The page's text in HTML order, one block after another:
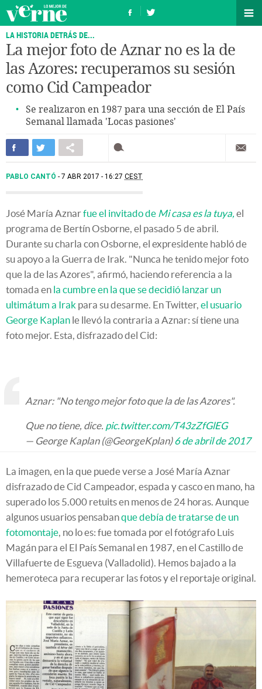
LA HISTORIA DETRÁS DE...
La mejor foto de Aznar no es la de
las Azores: recuperamos su sesión
como Cid Campeador
Se realizaron en 1987 para una sección de El País
Semanal llamada 'Locas pasiones'
PABLO CANTÓ 7 ABR 2017 - 16:27 CEST
José María Aznarfue el invitado de Mi casa es la tuya, el
programa de Bertín Osborne, el pasado 5 de abril.
Durante su charla con Osborne, el expresidente habló de
su apoyo a la Guerra de Irak. "Nunca he tenido mejor foto
que la de las Azores", afirmó, haciendo referencia a la
tomada en la cumbre en la que se decidió lanzar un
ultimátum a Irak para su desarme. En Twitter, el usuario
George Kaplan le llevó la contraria a Aznar: sí tiene una
foto mejor. Esta, disfrazado del Cid:
Aznar: "No tengo mejor foto que la de las Azores".
Que no tiene, dice. pic.twitter.com/T43zZfGlEG
— George Kaplan (@GeorgeKplan)6 de abril de 2017
La imagen, en la que puede verse a José María Aznar
disfrazado de Cid Campeador, espada y casco en mano, ha
superado los 5.000 retuits en menos de 24 horas. Aunque
algunos usuarios pensabanque debía de tratarse de un
fotomontaje, no lo es: fue tomada por el fotógrafo Luis
Magán para el El País Semanal en 1987, en el Castillo de
Villafuerte de Esgueva (Valladolid). Hemos bajado a la
hemeroteca para recuperar las fotos y el reportaje original.